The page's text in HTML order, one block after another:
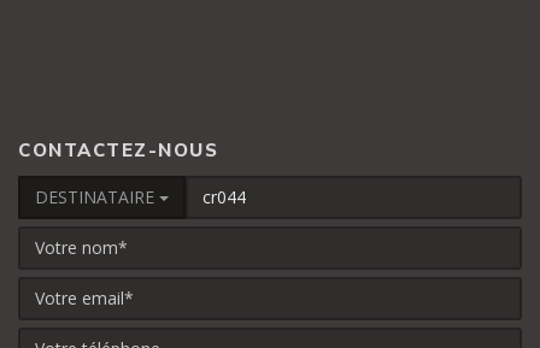
CONTACTEZ-NOUS
DESTINATAIRE